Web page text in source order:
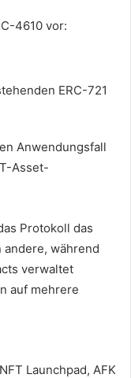
4610 vor:
ERC-721
Anwendungsfall
Asset-
Protokoll das
andere, während
verwaltet
auf mehrere
Launchpad, AFK